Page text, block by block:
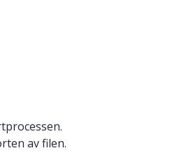
av filen.